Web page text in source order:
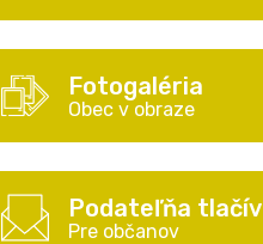
Fotogaléria
Obec v obraze
Podateľňa tlačív
Pre občanov